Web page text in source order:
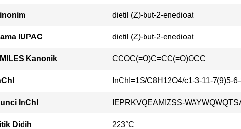
dietil (Z)-but-2-enedioat
IUPAC dietil (Z)-but-2-enedioat
Kanonik CCOC(=O)C=CC(=O)OCC
InChI=1S/C8H12O4/c1-3-11-7(9)5-
InChI IEPRKVQEAMIZSS-
Didih 223°C